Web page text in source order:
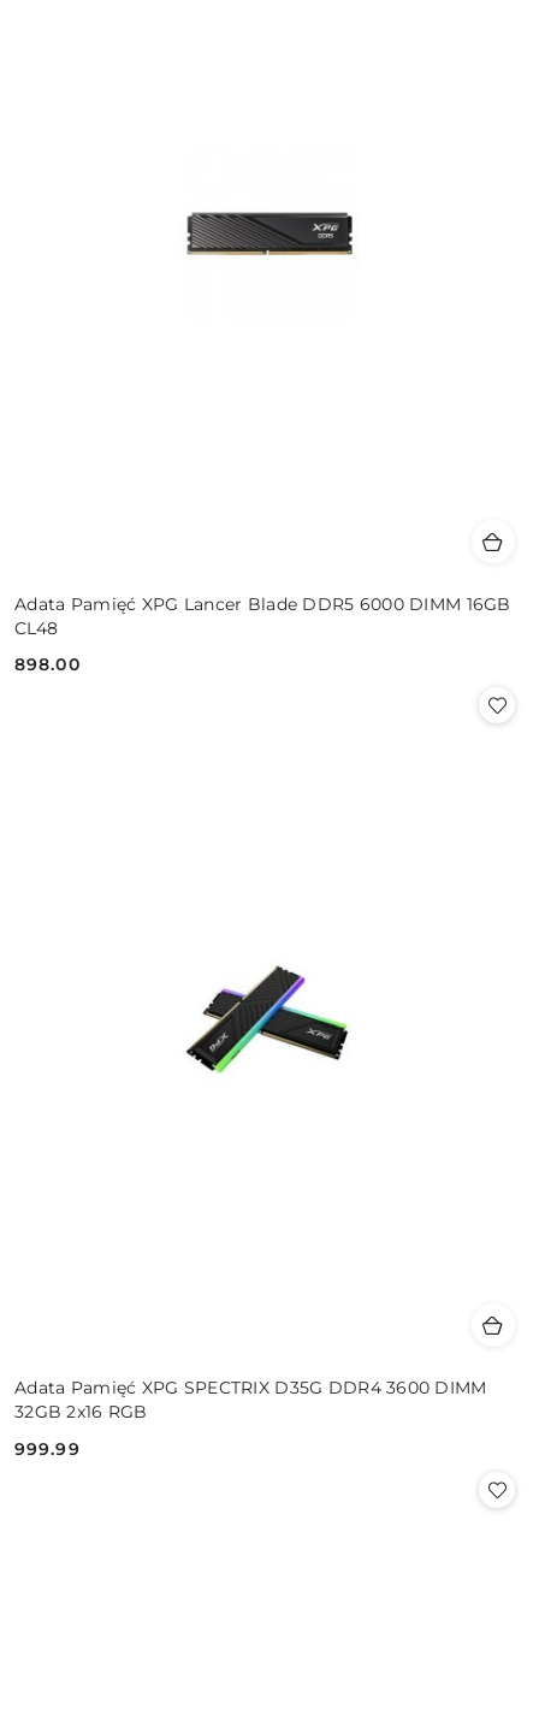
Adata Pamięć XPG Lancer Blade DDR5 6000 DIMM 16GB
CL48
Cena:
898.00
Adata Pamięć XPG SPECTRIX D35G DDR4 3600 DIMM
32GB 2x16 RGB
Cena:
999.99